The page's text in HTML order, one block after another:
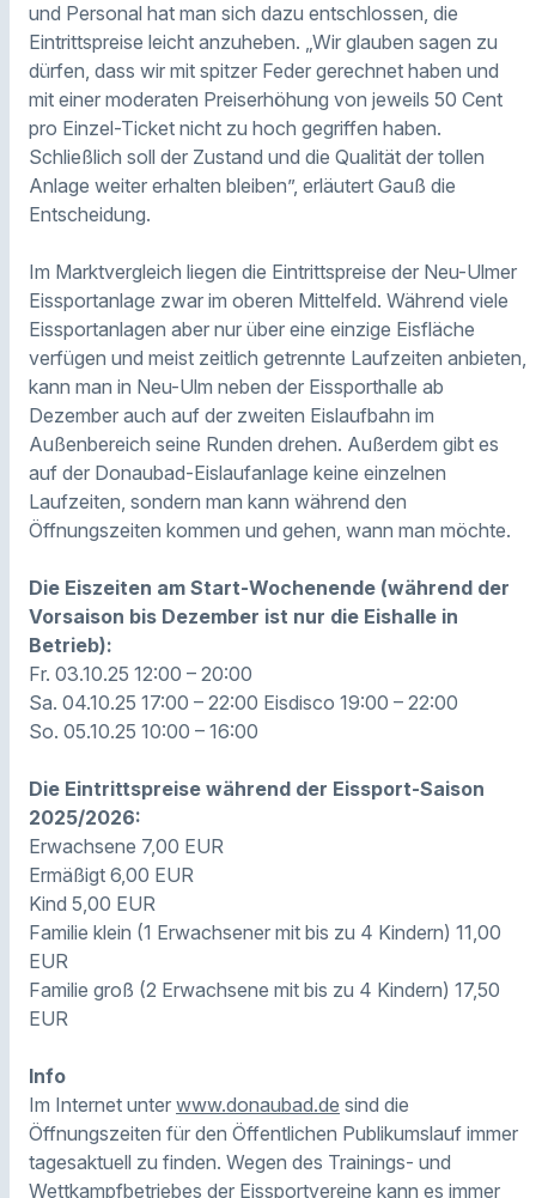
und Personal hat man sich dazu entschlossen, die
Eintrittspreise leicht anzuheben. „Wir glauben sagen zu
dürfen, dass wir mit spitzer Feder gerechnet haben und
mit einer moderaten Preiserhöhung von jeweils 50 Cent
pro Einzel-Ticket nicht zu hoch gegriffen haben.
Schließlich soll der Zustand und die Qualität der tollen
Anlage weiter erhalten bleiben”, erläutert Gauß die
Entscheidung.
Im Marktvergleich liegen die Eintrittspreise der Neu-Ulmer
Eissportanlage zwar im oberen Mittelfeld. Während viele
Eissportanlagen aber nur über eine einzige Eisfläche
verfügen und meist zeitlich getrennte Laufzeiten anbieten,
kann man in Neu-Ulm neben der Eissporthalle ab
Dezember auch auf der zweiten Eislaufbahn im
Außenbereich seine Runden drehen. Außerdem gibt es
auf der Donaubad-Eislaufanlage keine einzelnen
Laufzeiten, sondern man kann während den
Öffnungszeiten kommen und gehen, wann man möchte.
Die Eiszeiten am Start-Wochenende (während der
Vorsaison bis Dezember ist nur die Eishalle in
Betrieb):
Fr. 03.10.25 12:00 – 20:00
Sa. 04.10.25 17:00 – 22:00 Eisdisco 19:00 – 22:00
So. 05.10.25 10:00 – 16:00
Die Eintrittspreise während der Eissport-Saison
2025/2026:
Erwachsene 7,00 EUR
Ermäßigt 6,00 EUR
Kind 5,00 EUR
Familie klein (1 Erwachsener mit bis zu 4 Kindern) 11,00
EUR
Familie groß (2 Erwachsene mit bis zu 4 Kindern) 17,50
EUR
Info
Im Internet unter www.donaubad.de sind die
Öffnungszeiten für den Öffentlichen Publikumslauf immer
tagesaktuell zu finden. Wegen des Trainings- und
Wettkampfbetriebes der Eissportvereine kann es immer